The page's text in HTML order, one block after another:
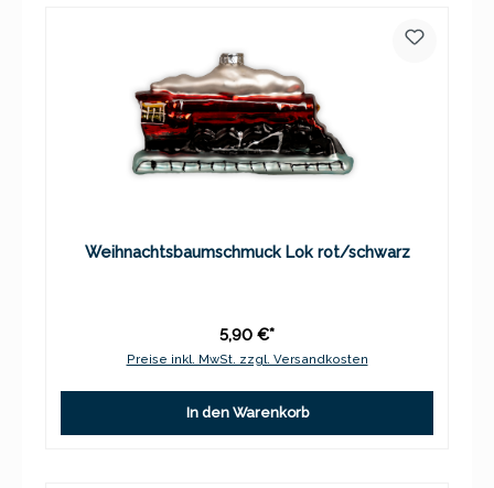
Weihnachtsbaumschmuck Lok rot/schwarz
5,90 €*
Preise inkl. MwSt. zzgl. Versandkosten
In den Warenkorb